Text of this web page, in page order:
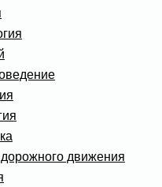
движения